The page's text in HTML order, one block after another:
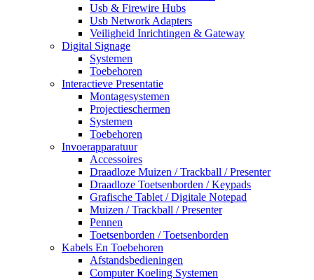
Usb & Firewire Hubs
Usb Network Adapters
Veiligheid Inrichtingen & Gateway
Digital Signage
Systemen
Toebehoren
Interactieve Presentatie
Montagesystemen
Projectieschermen
Systemen
Toebehoren
Invoerapparatuur
Accessoires
Draadloze Muizen / Trackball / Presenter
Draadloze Toetsenborden / Keypads
Grafische Tablet / Digitale Notepad
Muizen / Trackball / Presenter
Pennen
Toetsenborden / Toetsenborden
Kabels En Toebehoren
Afstandsbedieningen
Computer Koeling Systemen